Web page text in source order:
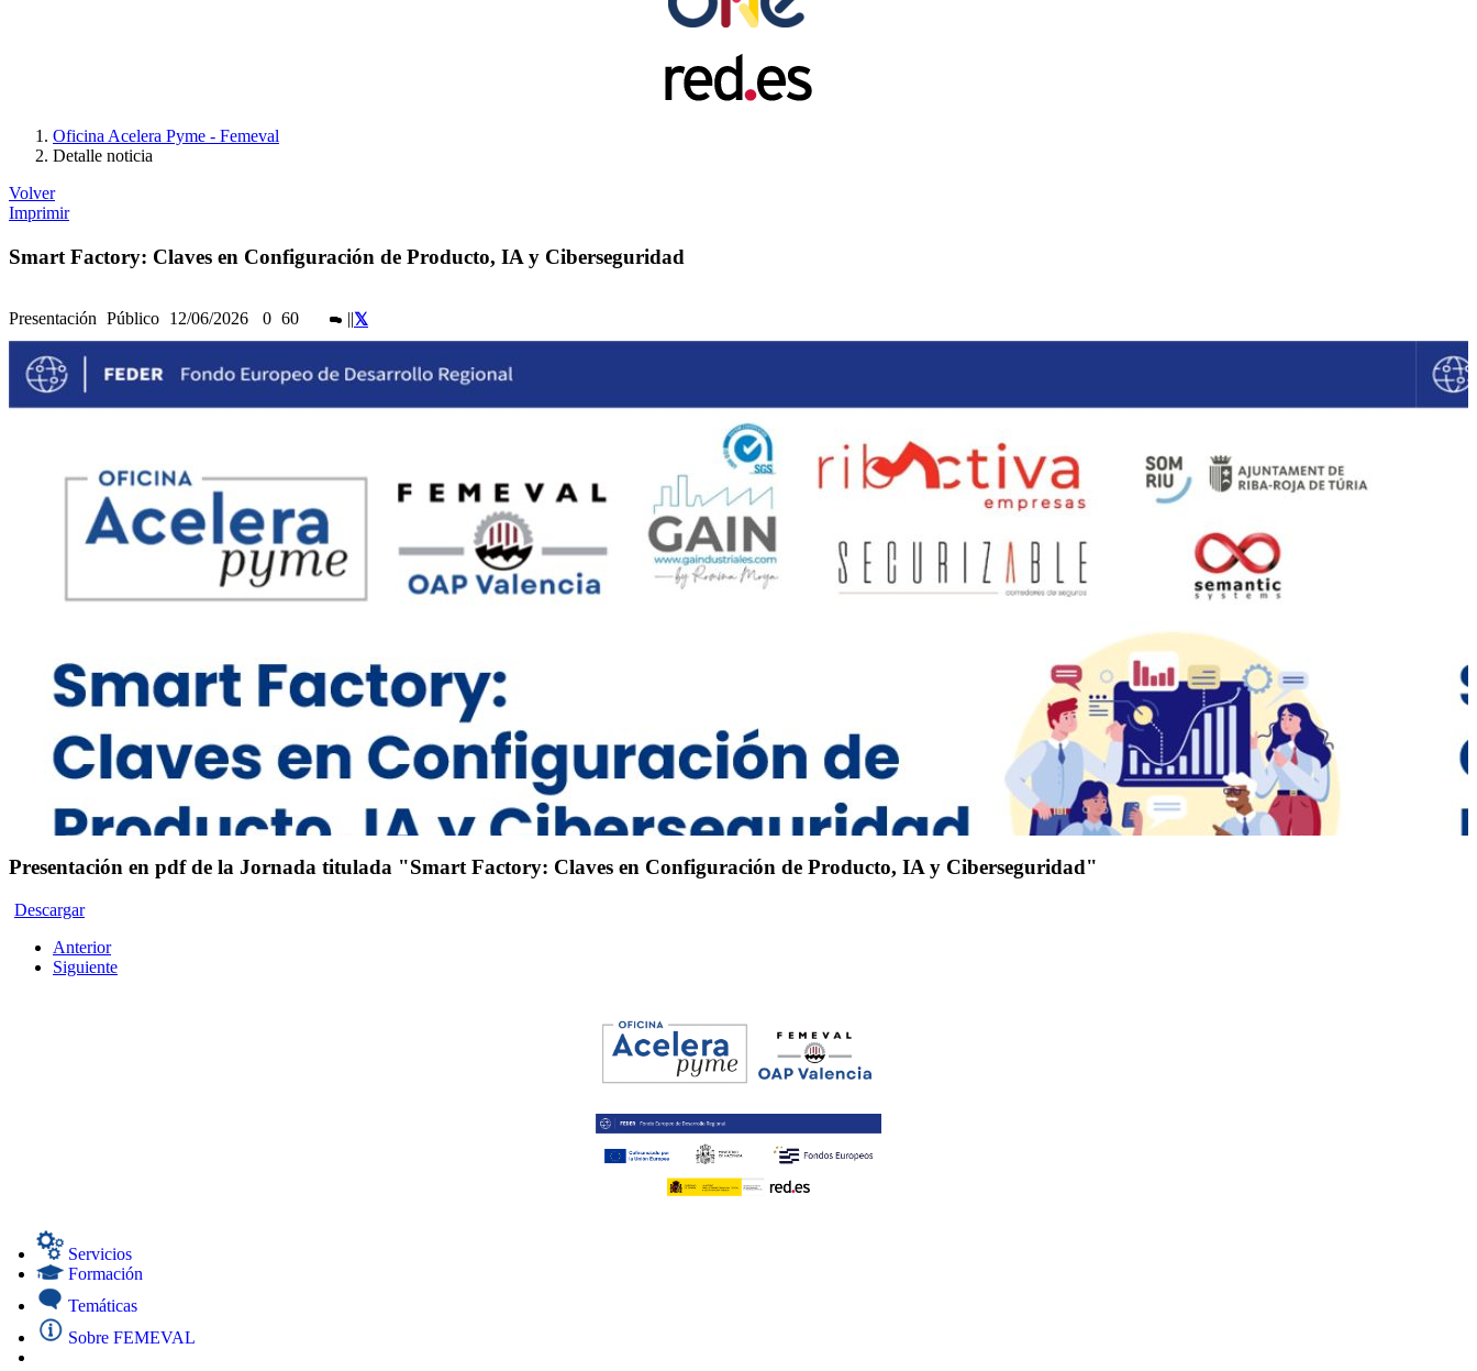
Oficina Acelera Pyme - Femeval
Detalle noticia
Volver
Imprimir
Smart Factory: Claves en Configuración de Producto, IA y Ciberseguridad
Presentación Público 12/06/2026 0 60 ||
Presentación en pdf de la Jornada titulada "Smart Factory: Claves en Configuración de Producto, IA y Ciberseguridad"
Descargar
Anterior
Siguiente
Servicios
Formación
Temáticas
Sobre FEMEVAL